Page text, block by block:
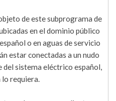
de este subprograma de
en el dominio público
o en aguas de servicio
estar conectadas a un nudo
sistema eléctrico español,
lo requiera.